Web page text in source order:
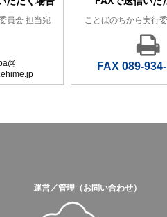
員会 担当宛 ことばのちから実行
FAX 089-
運営／管理（お問い合わせ）